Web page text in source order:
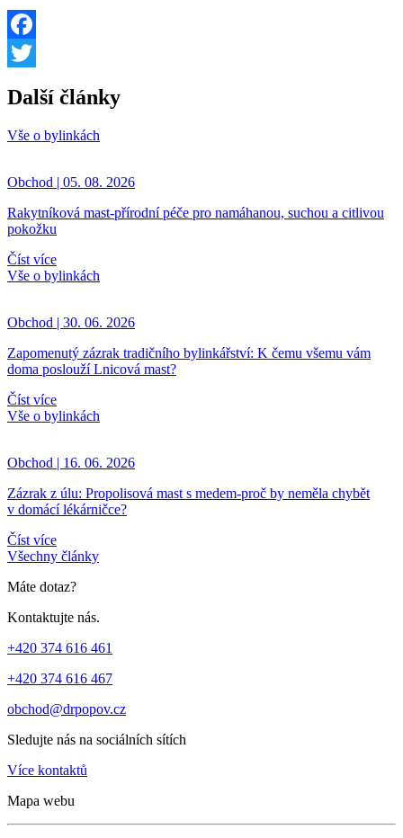
Facebook
Další články
Vše o bylinkách
Obchod | 05. 08. 2026
Rakytníková mast-přírodní péče pro namáhanou, suchou a citlivou
pokožku
Číst více
Vše o bylinkách
Obchod | 30. 06. 2026
Zapomenutý zázrak tradičního bylinkářství: K čemu všemu vám
doma poslouží Lnicová mast?
Číst více
Vše o bylinkách
Obchod | 16. 06. 2026
Zázrak z úlu: Propolisová mast s medem-proč by neměla chybět
v domácí lékárničce?
Číst více
Všechny články
Máte dotaz?
Kontaktujte nás.
+420 374 616 461
+420 374 616 467
obchod@drpopov.cz
Sledujte nás na sociálních sítích
Více kontaktů
Mapa webu